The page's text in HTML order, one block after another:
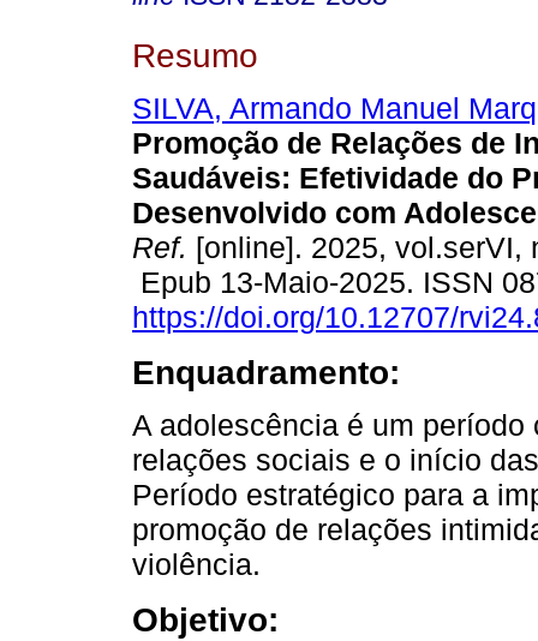
Resumo
SILVA, Armando Manuel
Promoção de Relações de
Saudáveis: Efetividade do
Desenvolvido com
Ref. [online]. 2025, vol.serVI,
Epub 13-Maio-2025. ISSN
https://doi.org/10.12707/
Enquadramento:
A adolescência é um
relações sociais e o início
Período estratégico para a
promoção de relações
violência.
Objetivo: